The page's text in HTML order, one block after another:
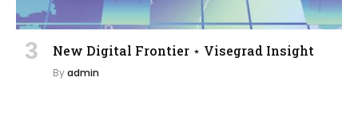
New Digital Frontier ⋆ Visegrad Insight
Byadmin